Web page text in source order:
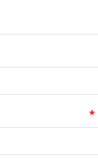
*